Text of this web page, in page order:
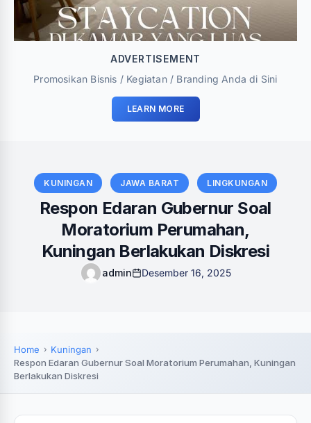
ADVERTISEMENT
Promosikan Bisnis / Kegiatan / Branding Anda di Sini
LEARN MORE
KUNINGAN JAWA BARAT LINGKUNGAN
‎Respon Edaran Gubernur Soal
Moratorium Perumahan,
Kuningan Berlakukan Diskresi
admin Desember 16, 2025
Home
Kuningan
‎Respon Edaran Gubernur Soal Moratorium Perumahan, Kuningan
Berlakukan Diskresi